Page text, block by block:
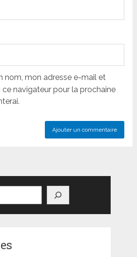
nom, mon adresse e-mail et
navigateur pour la prochaine